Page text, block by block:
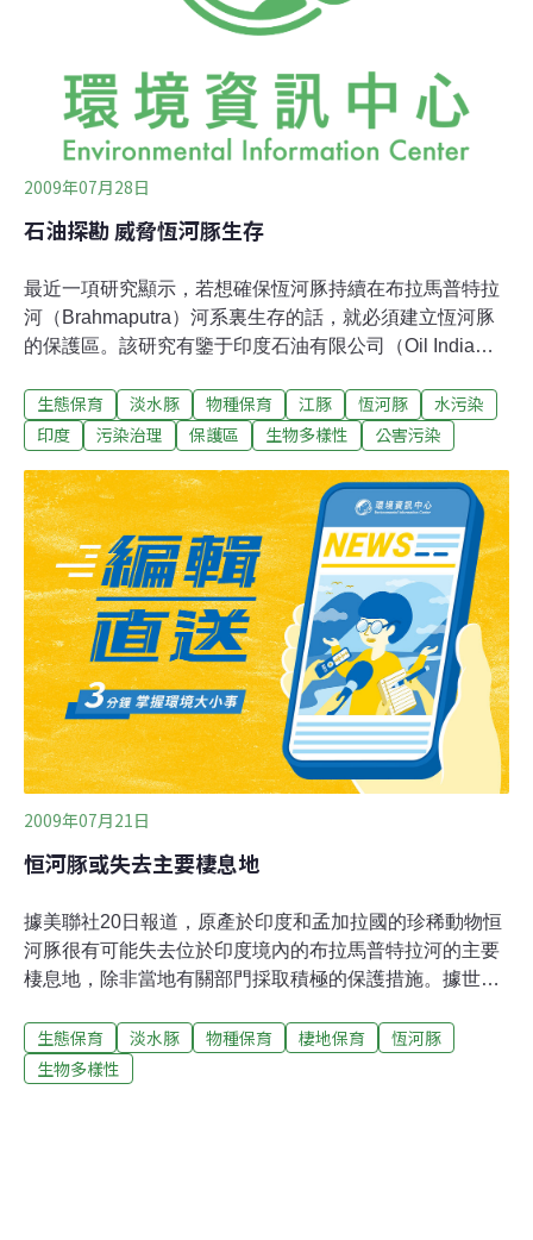
河豚和伊河豚的活動區域，均是人類利用最頻繁的水
2009年07月28日
石油探勘 威脅恆河豚生存
最近一項研究顯示，若想確保恆河豚持續在布拉馬普特拉
河（Brahmaputra）河系裏生存的話，就必須建立恆河豚
的保護區。該研究有鑒于印度石油有限公司（Oil India
探勘石油的提議，繼而提出調查河豚實際存量的必要性。
該報告作出結論表示，像這樣的探勘行動「對於恆河豚的
前恆河豚（學名為Platanista gangetica gangetica）的總
數約為2,000條。根據國際自然保育聯盟彼得蘇格蘭公爵基
金（International Union for the Conservation of Nature's
Sir Peter Scott Fund）的調查結果，印度的布拉馬普特拉
河流域中，有240至300條的恆河豚以此為家。
生態保育 淡水豚 物種保育 江豚 恆河豚
水污染
印度
污染治理 保護區 生物多樣性 公害污染
2009年07月21日
恒河豚或失去主要棲息地
據美聯社20日報道，原產於印度和孟加拉國的珍稀動物恒
河豚很有可能失去位於印度境內的布拉馬普特拉河的主要
棲息地，除非當地有關部門採取積極的保護措施。據世界
隻，在印度境內的布拉馬普特拉河段是恒河豚數量最稠密
的地區，約有240到300隻恒河豚，它們的棲息地受到非法
生態保育 淡水豚 物種保育 棲地保育
恆河豚
生物多樣性